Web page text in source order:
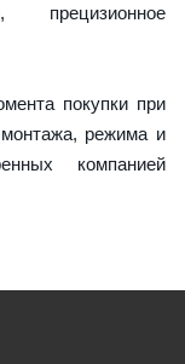
прецизионное
покупки при
режима и
компанией